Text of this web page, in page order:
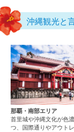
沖縄観光と
那覇・南部エリア
首里城や沖縄文化が色
つ、国際通りやアウト